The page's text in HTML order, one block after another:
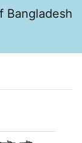
Bangladesh